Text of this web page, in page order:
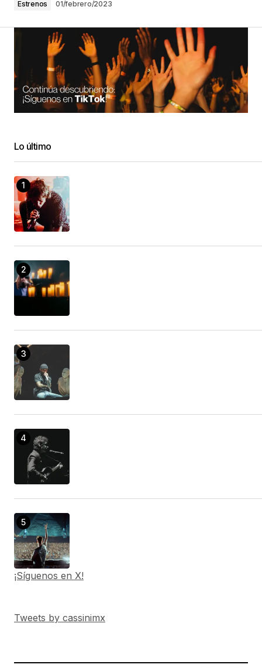
Estrenos 01/febrero/2023
Lo último
¡Síguenos en X!
Tweets by cassinimx